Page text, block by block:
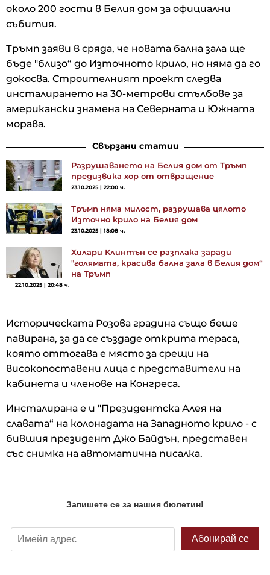
около 200 гости в Белия дом за официални
събития.
Тръмп заяви в сряда, че новата бална зала ще
бъде "близо“ до Източното крило, но няма да го
докосва. Строителният проект следва
инсталирането на 30-метрови стълбове за
американски знамена на Северната и Южната
морава.
Свързани статии
Разрушаването на Белия дом от Тръмп
предизвика хор от отвращение
23.10.2025 | 22:00 ч.
Тръмп няма милост, разрушава цялото
Източно крило на Белия дом
23.10.2025 | 18:08 ч.
Хилари Клинтън се разплака заради
"голямата, красива бална зала в Белия дом“
на Тръмп
22.10.2025 | 20:48 ч.
Историческата Розова градина също беше
павирана, за да се създаде открита тераса,
която оттогава е място за срещи на
високопоставени лица с представители на
кабинета и членове на Конгреса.
Инсталирана е и "Президентска Алея на
славата“ на колонадата на Западното крило - с
бившия президент Джо Байдън, представен
със снимка на автоматична писалка.